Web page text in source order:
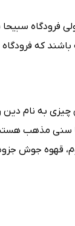
فرودگاه
که
چیزی به نام
قهوه جوش